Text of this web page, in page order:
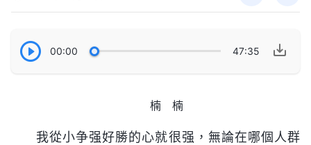
00:00 47:35
楠 楠
我從小争强好勝的心就很强，無論在哪個人群